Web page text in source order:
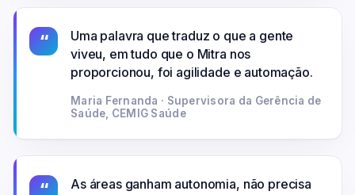
“
Uma palavra que traduz o que a gente
viveu, em tudo que o Mitra nos
proporcionou, foi agilidade e automação.
Maria Fernanda · Supervisora da Gerência de
Saúde, CEMIG Saúde
“
As áreas ganham autonomia, não precisa